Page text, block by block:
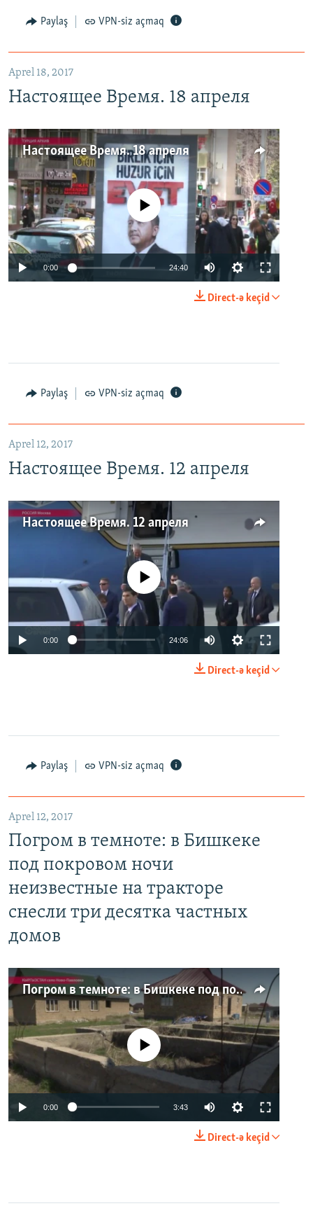
Paylaş VPN-siz açmaq
Aprel 18, 2017
Настоящее Время. 18 апреля
Настоящее Время. 18 апреля
No media source currently available
0:00 24:40
Direct-ə keçid
Paylaş VPN-siz açmaq
Aprel 12, 2017
Настоящее Время. 12 апреля
Настоящее Время. 12 апреля
No media source currently available
0:00 24:06
Direct-ə keçid
Paylaş VPN-siz açmaq
Aprel 12, 2017
Погром в темноте: в Бишкеке
под покровом ночи
неизвестные на тракторе
снесли три десятка частных
домов
Погром в темноте: в Бишкеке под покровом ночи неизвестные на тракторе снесли три десятка частных домов
No media source currently available
0:00 3:43
Direct-ə keçid